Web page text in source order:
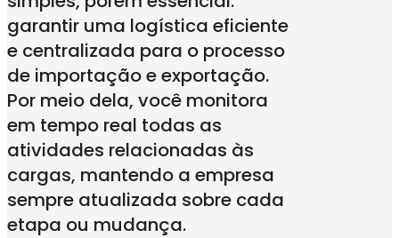
garantir uma logística eficiente
e centralizada para o processo
de importação e exportação.
Por meio dela, você monitora
em tempo real todas as
atividades relacionadas às
cargas, mantendo a empresa
sempre atualizada sobre cada
etapa ou mudança.